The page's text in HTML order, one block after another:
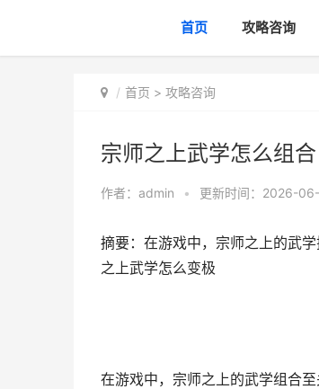
首页 攻略咨询
首页 > 攻略咨询
宗师之上武学怎么组
作者： admin • 更新时间：2026-
摘要：在游戏中，宗师之上的武
之上武学怎么变极
在游戏中，宗师之上的武学组合